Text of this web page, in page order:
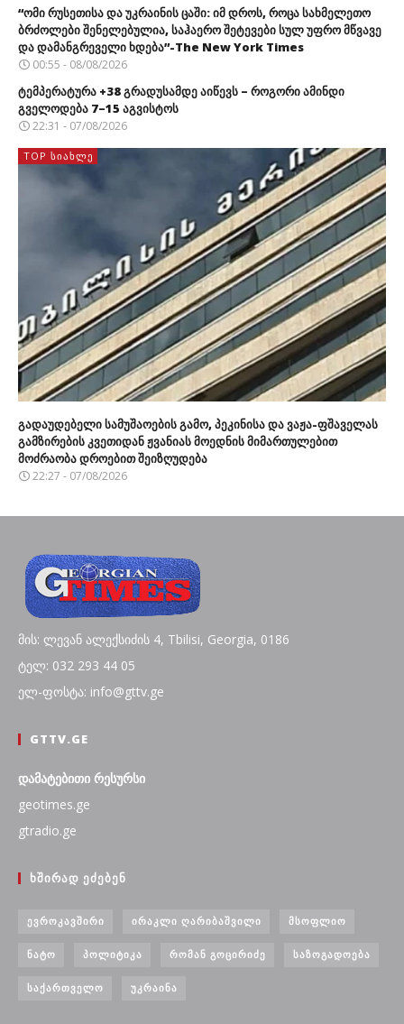
“ომი რუსეთისა და უკრაინის ცაში: იმ დროს, როცა სახმელეთო
ბრძოლები შენელებულია, საჰაერო შეტევები სულ უფრო მწვავე
და დამანგრეველი ხდება”-The New York Times
00:55 - 08/08/2026
ტემპერატურა +38 გრადუსამდე აიწევს – როგორი ამინდი
გველოდება 7–15 აგვისტოს
22:31 - 07/08/2026
TOP ᲡᲘᲐᲮᲚᲔ
გადაუდებელი სამუშაოების გამო, პეკინისა და ვაჟა-ფშაველას
გამზირების კვეთიდან ჟვანიას მოედნის მიმართულებით
მოძრაობა დროებით შეიზღუდება
22:27 - 07/08/2026
მის: ლევან ალექსიძის 4, Tbilisi, Georgia, 0186
ტელ: 032 293 44 05
ელ-ფოსტა: info@gttv.ge
GTTV.GE
დამატებითი რესურსი
geotimes.ge
gtradio.ge
ᲮᲨᲘᲠᲐᲓ ᲔᲫᲔᲑᲔᲜ
ᲔᲕᲠᲝᲙᲐᲕᲨᲘᲠᲘ ᲘᲠᲐᲙᲚᲘ ᲦᲐᲠᲘᲑᲐᲨᲕᲘᲚᲘ ᲛᲡᲝᲤᲚᲘᲝ
ᲜᲐᲢᲝ ᲞᲝᲚᲘᲢᲘᲙᲐ ᲠᲝᲛᲐᲜ ᲒᲝᲪᲘᲠᲘᲫᲔ ᲡᲐᲖᲝᲒᲐᲓᲝᲔᲑᲐ
ᲡᲐᲥᲐᲠᲗᲕᲔᲚᲝ ᲣᲙᲠᲐᲘᲜᲐ